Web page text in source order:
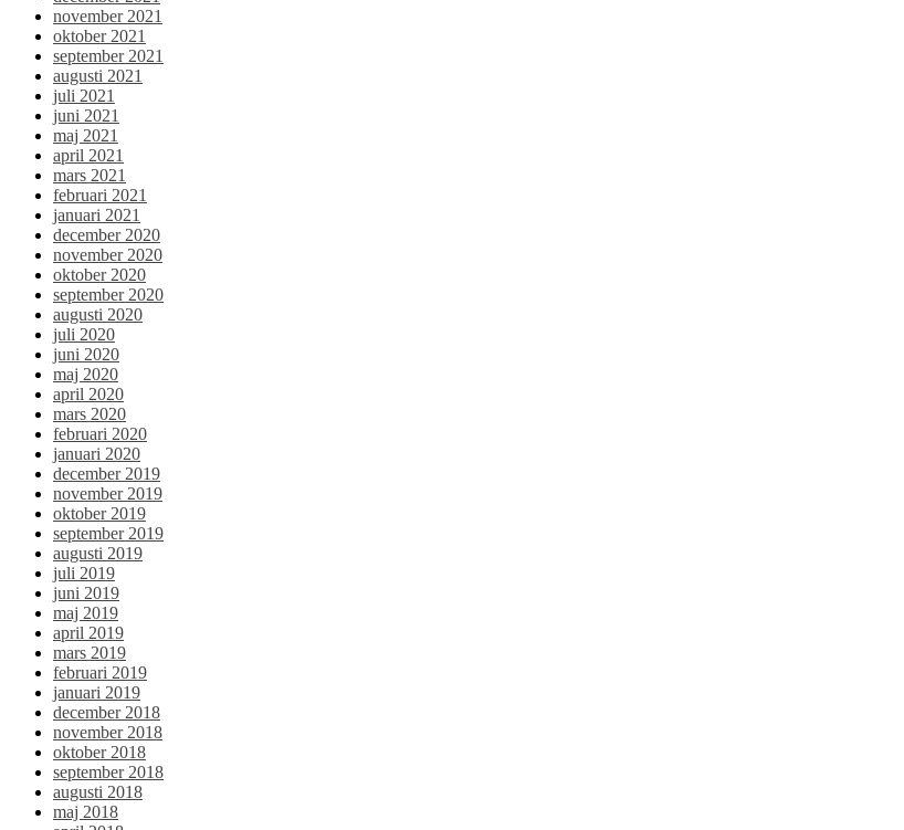
november 2021
oktober 2021
september 2021
augusti 2021
juli 2021
juni 2021
maj 2021
april 2021
mars 2021
februari 2021
januari 2021
december 2020
november 2020
oktober 2020
september 2020
augusti 2020
juli 2020
juni 2020
maj 2020
april 2020
mars 2020
februari 2020
januari 2020
december 2019
november 2019
oktober 2019
september 2019
augusti 2019
juli 2019
juni 2019
maj 2019
april 2019
mars 2019
februari 2019
januari 2019
december 2018
november 2018
oktober 2018
september 2018
augusti 2018
maj 2018